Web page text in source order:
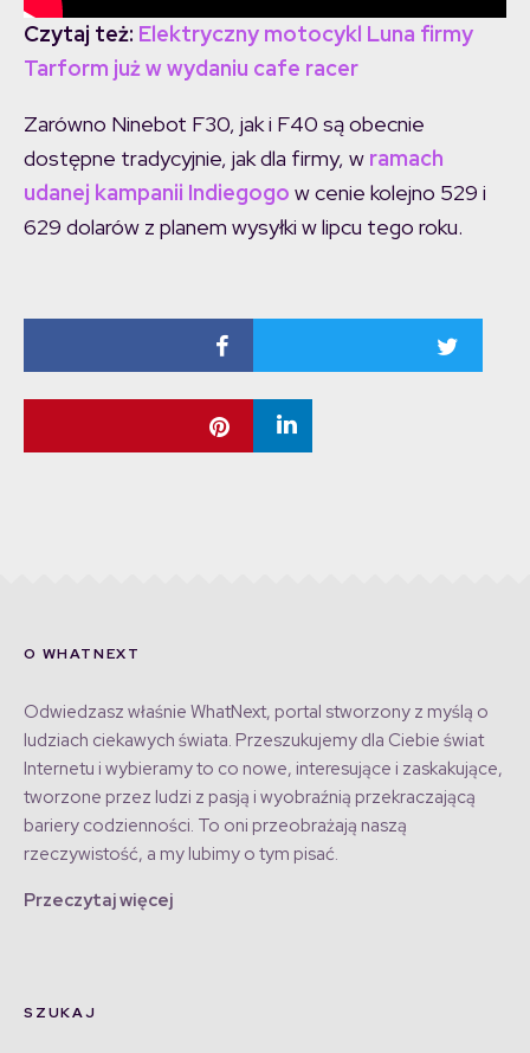
Czytaj też: Elektryczny motocykl Luna firmy
Tarform już w wydaniu cafe racer
Zarówno Ninebot F30, jak i F40 są obecnie
dostępne tradycyjnie, jak dla firmy, w ramach
udanej kampanii Indiegogo w cenie kolejno 529 i
629 dolarów z planem wysyłki w lipcu tego roku.
O WHATNEXT
Odwiedzasz właśnie WhatNext, portal stworzony z myślą o
ludziach ciekawych świata. Przeszukujemy dla Ciebie świat
Internetu i wybieramy to co nowe, interesujące i zaskakujące,
tworzone przez ludzi z pasją i wyobraźnią przekraczającą
bariery codzienności. To oni przeobrażają naszą
rzeczywistość, a my lubimy o tym pisać.
Przeczytaj więcej
SZUKAJ